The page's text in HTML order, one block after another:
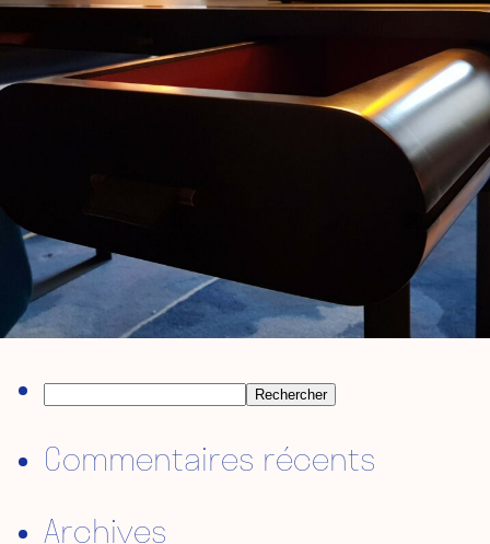
Rechercher :
Commentaires récents
Archives